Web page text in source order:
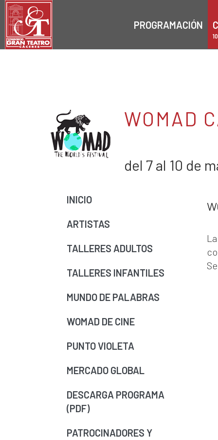
PROGRAMACIÓN
WOMAD
del 7 al 10 de
INICIO
ARTISTAS
TALLERES ADULTOS
TALLERES INFANTILES
MUNDO DE PALABRAS
WOMAD DE CINE
PUNTO VIOLETA
MERCADO GLOBAL
DESCARGA PROGRAMA
(PDF)
PATROCINADORES Y